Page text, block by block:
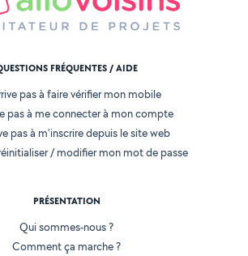
FRÉQUENTES / AIDE
pas à faire vérifier mon mobile
pas à me connecter à mon compte
pas à m'inscrire depuis le site web
/ modifier mon mot de passe
PRÉSENTATION
Qui sommes-nous ?
Comment ça marche ?